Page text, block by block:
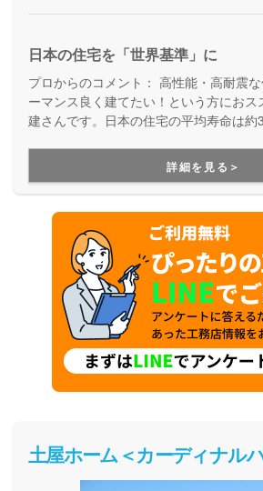
日本の住宅を「世界基準」に
プロからのコメント： 高性能・高耐震
ーマンス良く建てたい！という方におス
建さんです。日本の住宅の平均寿命は約
詳細を見る＞
土屋ホーム＜カーディナル